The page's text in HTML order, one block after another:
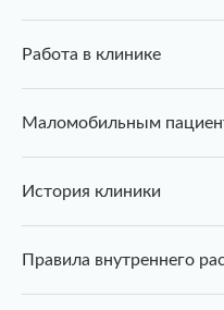
Работа в клинике
Маломобильным
История клиники
Правила внутреннего